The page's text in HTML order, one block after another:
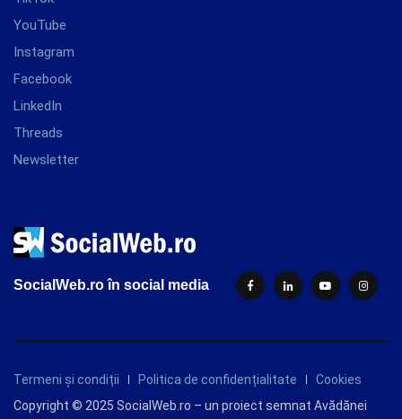
YouTube
Instagram
Facebook
LinkedIn
Threads
Newsletter
SocialWeb.ro în social media
Termeni și condiții Politica de confidențialitate
Cookies
Copyright © 2025 SocialWeb.ro – un proiect semnat Avădănei